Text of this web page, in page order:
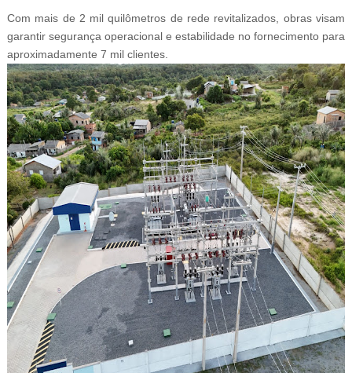
Com mais de 2 mil quilômetros de rede revitalizados, obras visam
garantir segurança operacional e estabilidade no fornecimento para
aproximadamente 7 mil clientes.